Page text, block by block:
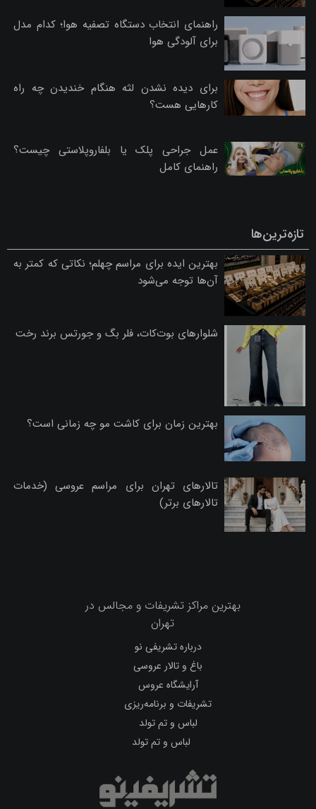
راهنمای انتخاب دستگاه تصفیه هوا؛ کدام مدل
برای آلودگی هوا
برای دیده نشدن لثه هنگام خندیدن چه راه
کارهایی هست؟
عمل جراحی پلک یا بلفاروپلاستی چیست؟
راهنمای کامل
تازه‌ترین‌ها
بهترین ایده برای مراسم چهلم؛ نکاتی که کمتر به
آن‌ها توجه می‌شود
شلوارهای بوت‌کات، فلر بگ و جورتس برند رخت
بهترین زمان برای کاشت مو چه زمانی است؟
تالارهای تهران برای مراسم عروسی (خدمات
تالارهای برتر)
بهترین مراکز تشریفات و مجالس در
تهران
درباره تشریفی نو
باغ و تالار عروسی
آرایشگاه عروس
تشریفات و برنامه‌ریزی
لباس و تم تولد
لباس و تم تولد